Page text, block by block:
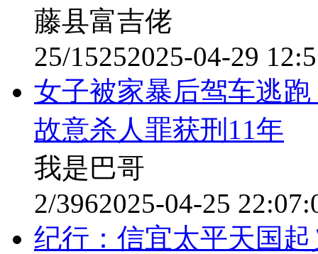
藤县富吉佬
25/15252025-04-29
女子被家暴后驾车逃
故意杀人罪获刑11年
我是巴哥
2/3962025-04-25
纪行：信宜太平天国